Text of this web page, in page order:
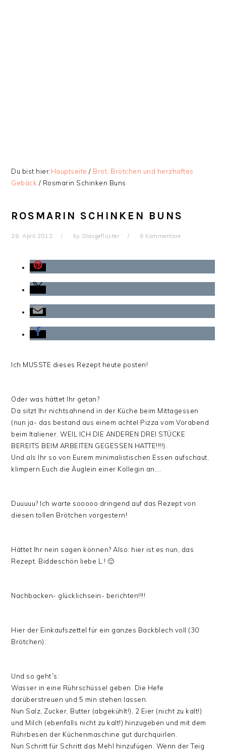
Du bist hier:Hauptseite / Brot, Brötchen und herzhaftes
Gebäck / Rosmarin Schinken Buns
ROSMARIN SCHINKEN BUNS
26. April 2012 by Glasgeflüster 6 Kommentare
Ich MUSSTE dieses Rezept heute posten!
Oder was hättet Ihr getan?
Da sitzt Ihr nichtsahnend in der Küche beim Mittagessen
(nun ja- das bestand aus einem achtel Pizza vom Vorabend
beim Italiener. WEIL ICH DIE ANDEREN DREI STÜCKE
BEREITS BEIM ARBEITEN GEGESSEN HATTE!!!!).
Und als Ihr so von Eurem minimalistischen Essen aufschaut,
klimpern Euch die Äuglein einer Kollegin an….
Duuuuu? Ich warte sooooo dringend auf das Rezept von
diesen tollen Brötchen vorgestern!
Hättet Ihr nein sagen können? Also: hier ist es nun, das
Rezept. Biddeschön liebe L.! 🙂
Nachbacken- glücklichsein- berichten!!!!
Hier der Einkaufszettel für ein ganzes Backblech voll (30
Brötchen):
Und so geht´s:
Wasser in eine Rührschüssel geben. Die Hefe
darüberstreuen und 5 min stehen lassen.
Nun Salz, Zucker, Butter (abgekühlt!), 2 Eier (nicht zu kalt!)
und Milch (ebenfalls nicht zu kalt!) hinzugeben und mit dem
Rührbesen der Küchenmaschine gut durchquirlen.
Nun Schritt für Schritt das Mehl hinzufügen. Wenn der Teig